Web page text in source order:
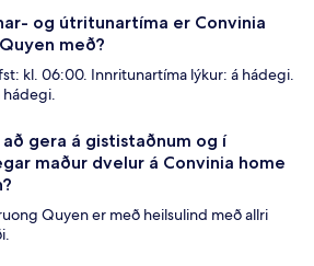
og útritunartíma er Convinia
með?
kl. 06:00. Innritunartíma lýkur: á hádegi.
hádegi.
gera á gististaðnum og í
maður dvelur á Convinia home
Quyen er með heilsulind með allri